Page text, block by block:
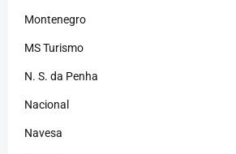
Montenegro
MS Turismo
N. S. da Penha
Nacional
Navesa